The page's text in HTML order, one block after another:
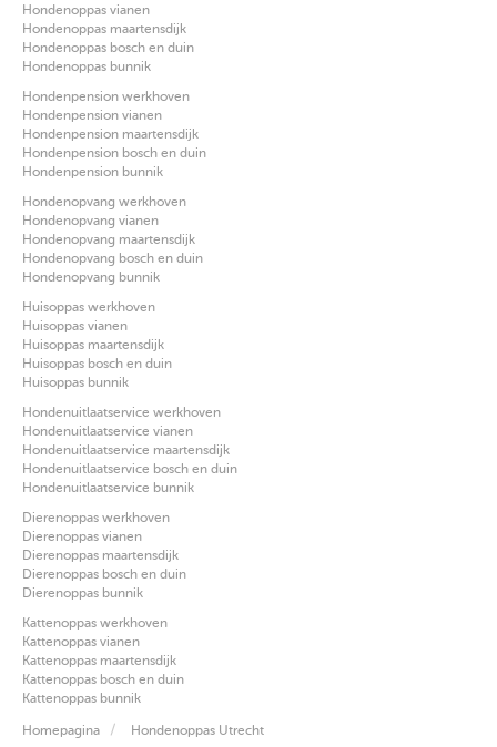
Hondenoppas vianen
Hondenoppas maartensdijk
Hondenoppas bosch en duin
Hondenoppas bunnik
Hondenpension werkhoven
Hondenpension vianen
Hondenpension maartensdijk
Hondenpension bosch en duin
Hondenpension bunnik
Hondenopvang werkhoven
Hondenopvang vianen
Hondenopvang maartensdijk
Hondenopvang bosch en duin
Hondenopvang bunnik
Huisoppas werkhoven
Huisoppas vianen
Huisoppas maartensdijk
Huisoppas bosch en duin
Huisoppas bunnik
Hondenuitlaatservice werkhoven
Hondenuitlaatservice vianen
Hondenuitlaatservice maartensdijk
Hondenuitlaatservice bosch en duin
Hondenuitlaatservice bunnik
Dierenoppas werkhoven
Dierenoppas vianen
Dierenoppas maartensdijk
Dierenoppas bosch en duin
Dierenoppas bunnik
Kattenoppas werkhoven
Kattenoppas vianen
Kattenoppas maartensdijk
Kattenoppas bosch en duin
Kattenoppas bunnik
Homepagina Hondenoppas Utrecht